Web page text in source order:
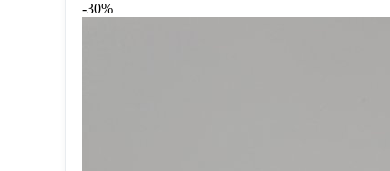
-30%